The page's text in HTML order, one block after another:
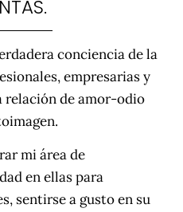
conciencia de la
empresarias y
relación de amor-odio
mi área de
en ellas para
sentirse a gusto en su